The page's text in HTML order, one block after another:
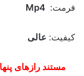
فرمت: Mp4
کیفیت: عالی